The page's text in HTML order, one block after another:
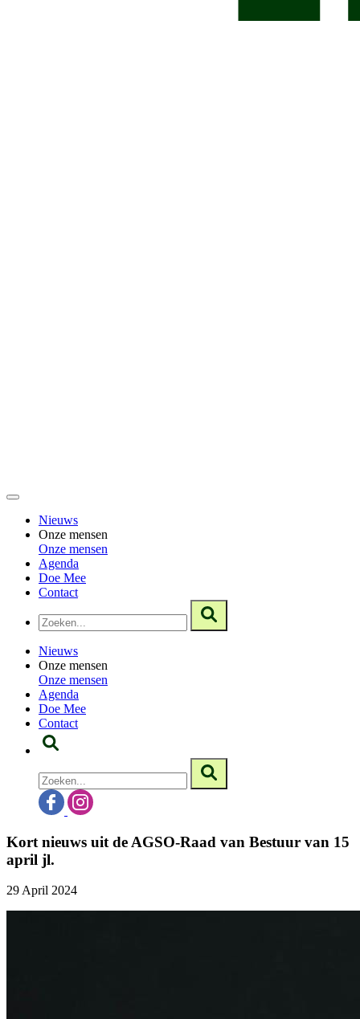
Nieuws
Onze mensen
Onze mensen
Agenda
Doe Mee
Contact
Nieuws
Onze mensen
Onze mensen
Agenda
Doe Mee
Contact
Kort nieuws uit de AGSO-Raad van Bestuur van 15
april jl.
29 April 2024